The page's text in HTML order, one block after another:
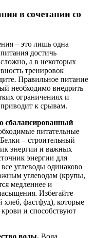
в сочетании со
– это лишь одна
достичь
а в некоторых
тренировок
Правильное питание
необходимо внедрить
ограничениях и
к срывам.
сбалансированный
питательные
– строительный
энергии и важных
энергии для
углеводы одинаково
углеводам (крупы,
медленнее и
Избегайте
хлеб, фастфуд), которые
и способствуют
воды. Вода